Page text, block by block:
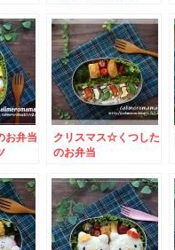
当とこいのぼりのお弁
当
お弁当
クリスマス☆くつした
のお弁当